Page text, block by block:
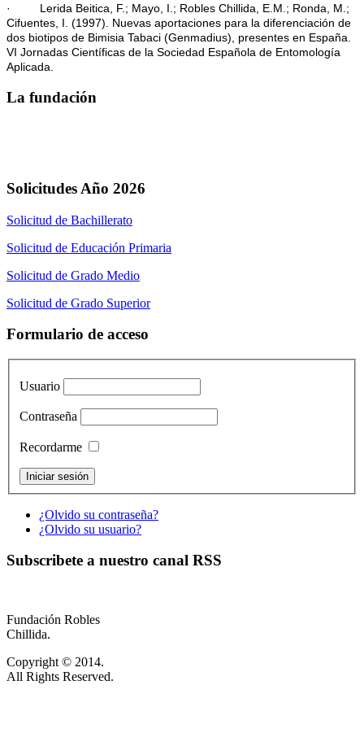
· Lerida Beitica, F.; Mayo, I.; Robles Chillida, E.M.; Ronda, M.;
Cifuentes, I. (1997). Nuevas aportaciones para la diferenciación de
dos biotipos de Bimisia Tabaci (Genmadius), presentes en España.
VI Jornadas Científicas de la Sociedad Española de Entomología
Aplicada.
La fundación
Solicitudes Año 2026
Solicitud de Bachillerato
Solicitud de Educación Primaria
Solicitud de Grado Medio
Solicitud de Grado Superior
Formulario de acceso
Usuario
Contraseña
Recordarme
¿Olvido su contraseña?
¿Olvido su usuario?
Subscribete a nuestro canal RSS
Fundación Robles
Chillida.
Copyright © 2014.
All Rights Reserved.